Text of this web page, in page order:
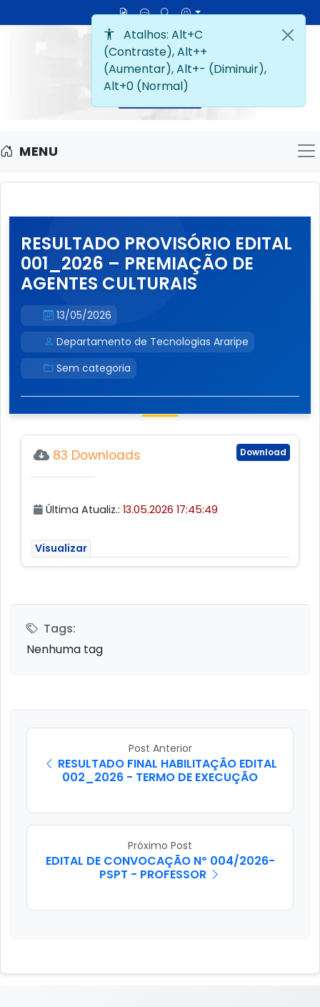
MENU
RESULTADO PROVISÓRIO EDITAL
001_2026 – PREMIAÇÃO DE
AGENTES CULTURAIS
13/05/2026
Departamento de Tecnologias Araripe
Sem categoria
Download
83 Downloads
Última Atualiz.: 13.05.2026 17:45:49
Visualizar
Tags:
Nenhuma tag
Post Anterior
RESULTADO FINAL HABILITAÇÃO EDITAL
002_2026 - TERMO DE EXECUÇÃO
Próximo Post
EDITAL DE CONVOCAÇÃO Nº 004/2026-
PSPT - PROFESSOR